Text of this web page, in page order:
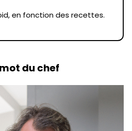
en fonction des recettes.
du chef